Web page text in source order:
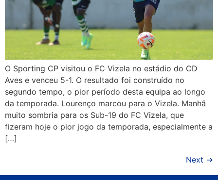
O Sporting CP visitou o FC Vizela no estádio do CD
Aves e venceu 5-1. O resultado foi construído no
segundo tempo, o pior período desta equipa ao longo
da temporada. Lourenço marcou para o Vizela. Manhã
muito sombria para os Sub-19 do FC Vizela, que
fizeram hoje o pior jogo da temporada, especialmente a
[…]
Next →